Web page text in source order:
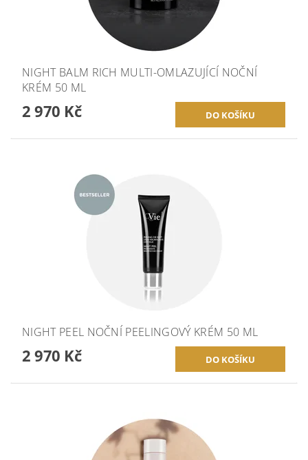
NIGHT BALM RICH MULTI-OMLAZUJÍCÍ NOČNÍ
KRÉM 50 ML
2 970 Kč
NIGHT PEEL NOČNÍ PEELINGOVÝ KRÉM 50 ML
2 970 Kč